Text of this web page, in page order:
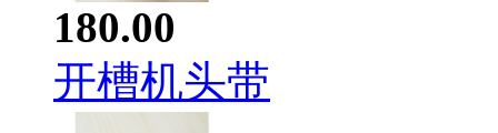
180.00
开槽机头带